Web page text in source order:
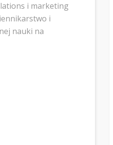
i marketing
i
nauki na